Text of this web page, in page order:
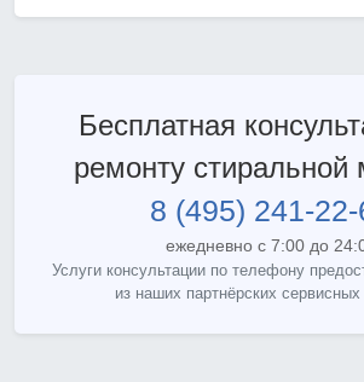
Бесплатная
ремонту
8 (495) 241-22-
ежедневно с 7:00 до
Услуги консультации по телефону
из наших партнёрских сервисных